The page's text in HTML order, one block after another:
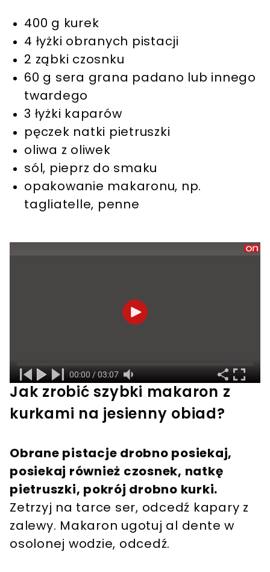
400 g kurek
4 łyżki obranych pistacji
2 ząbki czosnku
60 g sera grana padano lub innego
twardego
3 łyżki kaparów
pęczek natki pietruszki
oliwa z oliwek
sól, pieprz do smaku
opakowanie makaronu, np.
tagliatelle, penne
Jak zrobić szybki makaron z
kurkami na jesienny obiad?
Obrane pistacje drobno posiekaj,
posiekaj również czosnek, natkę
pietruszki, pokrój drobno kurki.
Zetrzyj na tarce ser, odcedź kapary z
zalewy. Makaron ugotuj al dente w
osolonej wodzie, odcedź.